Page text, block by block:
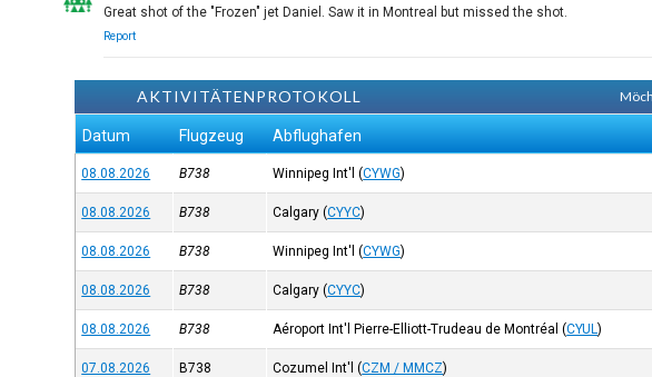
Great shot of the "Frozen" jet Daniel. Saw it in Montreal but missed the shot.
Report
AKTIVITÄTENPROTOKOLL
Datum Flugzeug Abflughafen
08.08.2026 B738 Winnipeg Int'l (CYWG)
08.08.2026 B738 Calgary (CYYC)
08.08.2026 B738 Winnipeg Int'l (CYWG)
08.08.2026 B738 Calgary (CYYC)
08.08.2026 B738 Aéroport Int'l Pierre-Elliott-Trudeau de Montréal (CYUL)
07.08.2026 B738 Cozumel Int'l (CZM / MMCZ)